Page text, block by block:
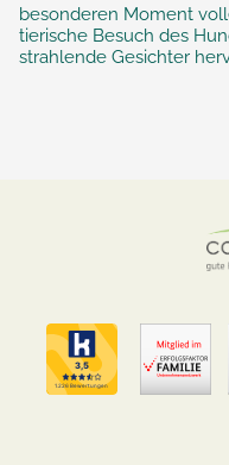
besonderen Moment
tierische Besuch des
strahlende Gesichter